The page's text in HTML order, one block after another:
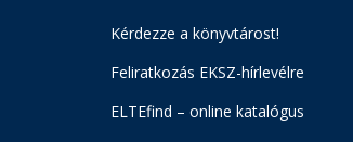
Kérdezze a könyvtárost!
Feliratkozás EKSZ-hírlevélre
ELTEfind – online katalógus